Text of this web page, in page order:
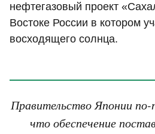
нефтегазовый проект
Востоке России в котором
восходящего солнца.
Правительство Японии
что обеспечение